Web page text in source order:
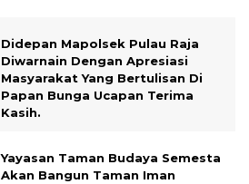
Didepan Mapolsek Pulau Raja
Diwarnain Dengan Apresiasi
Masyarakat Yang Bertulisan Di
Papan Bunga Ucapan Terima
Kasih.
Yayasan Taman Budaya Semesta
Akan Bangun Taman Iman